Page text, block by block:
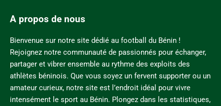
A propos de nous
Bienvenue sur notre site dédié au football du Bénin !
Rejoignez notre communauté de passionnés pour échanger,
partager et vibrer ensemble au rythme des exploits des
athlètes béninois. Que vous soyez un fervent supporter ou un
amateur curieux, notre site est l’endroit idéal pour vivre
intensément le sport au Bénin. Plongez dans les statistiques,